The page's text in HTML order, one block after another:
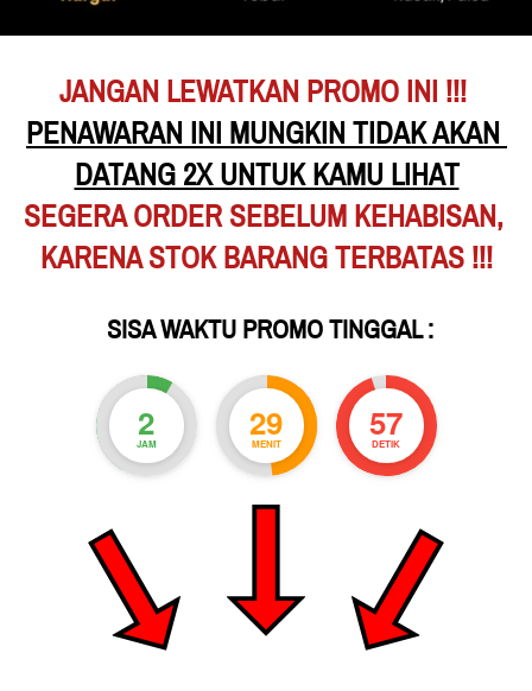
JANGAN LEWATKAN PROMO INI !!!
PENAWARAN INI MUNGKIN TIDAK AKAN
DATANG 2X UNTUK KAMU LIHAT
SEGERA ORDER SEBELUM KEHABISAN,
KARENA STOK BARANG TERBATAS !!!
SISA WAKTU PROMO TINGGAL :
2
JAM 29
MENIT 54
DETIK